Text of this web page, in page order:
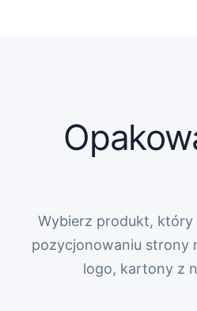
Wybierz produkt, który
pozycjonowaniu strony
logo, kartony z